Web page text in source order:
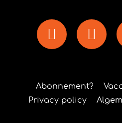
Abonnement?
Privacy policy